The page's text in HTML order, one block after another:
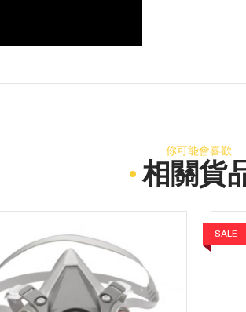
你可能會喜歡
相關貨
SALE